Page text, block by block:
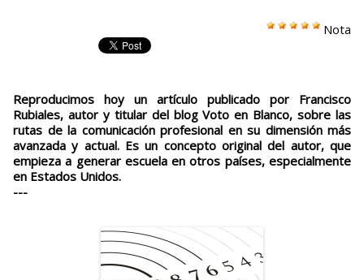
Nota
Reproducimos hoy un artículo publicado por Francisco
Rubiales, autor y titular del blog Voto en Blanco, sobre las
rutas de la comunicación profesional en su dimensión más
avanzada y actual. Es un concepto original del autor, que
empieza a generar escuela en otros países, especialmente
en Estados Unidos.
---